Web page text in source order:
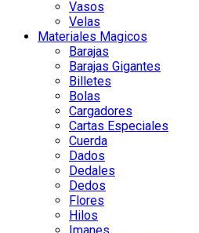
Vasos
Velas
Materiales Magicos
Barajas
Barajas Gigantes
Billetes
Bolas
Cargadores
Cartas Especiales
Cuerda
Dados
Dedales
Dedos
Flores
Hilos